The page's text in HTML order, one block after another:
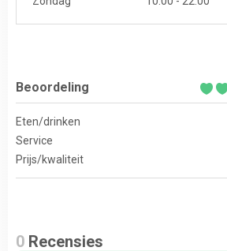
Beoordeling
Eten/drinken
Service
Prijs/kwaliteit
0 Recensies